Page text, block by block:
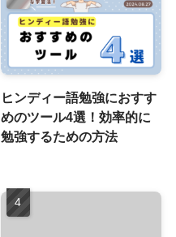
ヒンディー語勉強におすす
めのツール4選！効率的に
勉強するための方法